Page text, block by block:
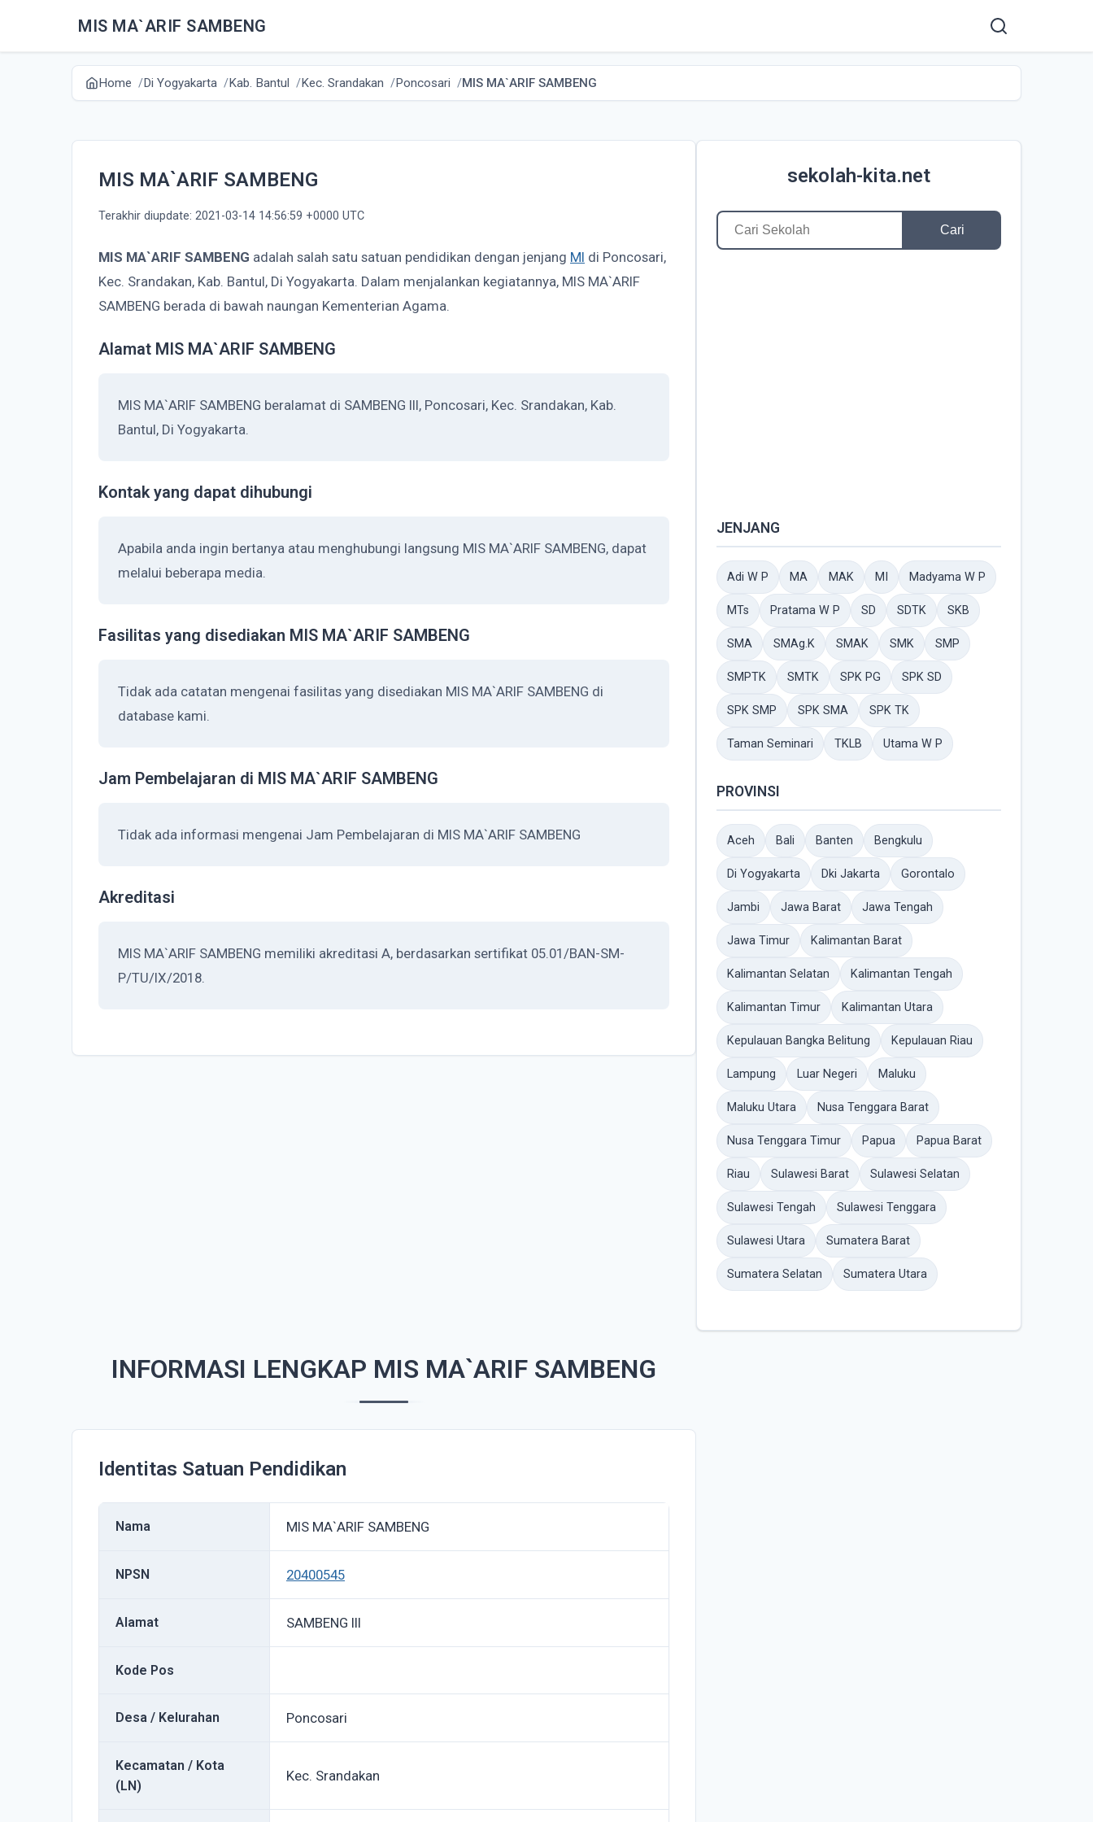
MIS MA`ARIF SAMBENG
Home Di Yogyakarta Kab. Bantul Kec. Srandakan Poncosari MIS MA`ARIF SAMBENG
MIS MA`ARIF SAMBENG
Terakhir diupdate: 2021-03-14 14:56:59 +0000 UTC
MIS MA`ARIF SAMBENG adalah salah satu satuan pendidikan dengan jenjang MI di Poncosari,
Kec. Srandakan, Kab. Bantul, Di Yogyakarta. Dalam menjalankan kegiatannya, MIS MA`ARIF
SAMBENG berada di bawah naungan Kementerian Agama.
Alamat MIS MA`ARIF SAMBENG
MIS MA`ARIF SAMBENG beralamat di SAMBENG III, Poncosari, Kec. Srandakan, Kab.
Bantul, Di Yogyakarta.
Kontak yang dapat dihubungi
Apabila anda ingin bertanya atau menghubungi langsung MIS MA`ARIF SAMBENG, dapat
melalui beberapa media.
Fasilitas yang disediakan MIS MA`ARIF SAMBENG
Tidak ada catatan mengenai fasilitas yang disediakan MIS MA`ARIF SAMBENG di
database kami.
Jam Pembelajaran di MIS MA`ARIF SAMBENG
Tidak ada informasi mengenai Jam Pembelajaran di MIS MA`ARIF SAMBENG
Akreditasi
MIS MA`ARIF SAMBENG memiliki akreditasi A, berdasarkan sertifikat 05.01/BAN-SM-
P/TU/IX/2018.
INFORMASI LENGKAP MIS MA`ARIF SAMBENG
Identitas Satuan Pendidikan
Nama MIS MA`ARIF SAMBENG
NPSN 20400545
Alamat SAMBENG III
Kode Pos
Desa / Kelurahan Poncosari
Kecamatan / Kota
(LN)
Kec. Srandakan
sekolah-kita.net
Cari
JENJANG
Adi W P MA MAK MI Madyama W P
MTs Pratama W P SD SDTK SKB
SMA SMAg.K SMAK SMK SMP
SMPTK SMTK SPK PG SPK SD
SPK SMP SPK SMA SPK TK
Taman Seminari TKLB Utama W P
PROVINSI
Aceh Bali Banten Bengkulu
Di Yogyakarta Dki Jakarta Gorontalo
Jambi Jawa Barat Jawa Tengah
Jawa Timur Kalimantan Barat
Kalimantan Selatan Kalimantan Tengah
Kalimantan Timur Kalimantan Utara
Kepulauan Bangka Belitung Kepulauan Riau
Lampung Luar Negeri Maluku
Maluku Utara Nusa Tenggara Barat
Nusa Tenggara Timur Papua Papua Barat
Riau Sulawesi Barat Sulawesi Selatan
Sulawesi Tengah Sulawesi Tenggara
Sulawesi Utara Sumatera Barat
Sumatera Selatan Sumatera Utara